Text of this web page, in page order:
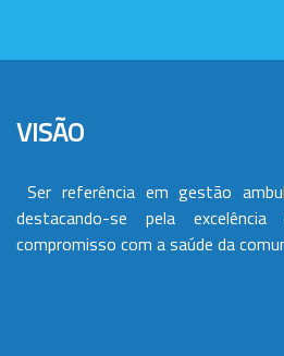
VISÃO
Ser referência em gestão
destacando-se pela
compromisso com a saúde da